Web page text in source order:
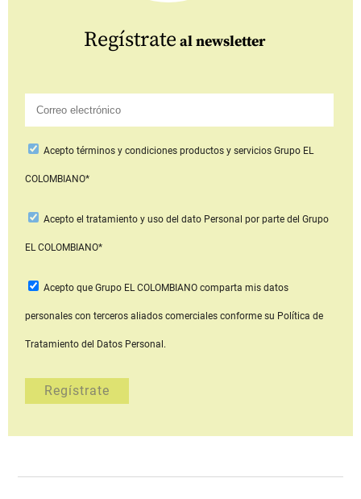
Regístrate al newsletter
Aceptotérminos y condiciones productos y serviciosGrupo EL
COLOMBIANO*
Acepto el tratamiento y uso del dato Personal por parte del Grupo
EL COLOMBIANO*
Acepto que Grupo EL COLOMBIANOcomparta mis datos
personales con terceros aliados comerciales conforme su Política de
Tratamiento del Datos Personal.